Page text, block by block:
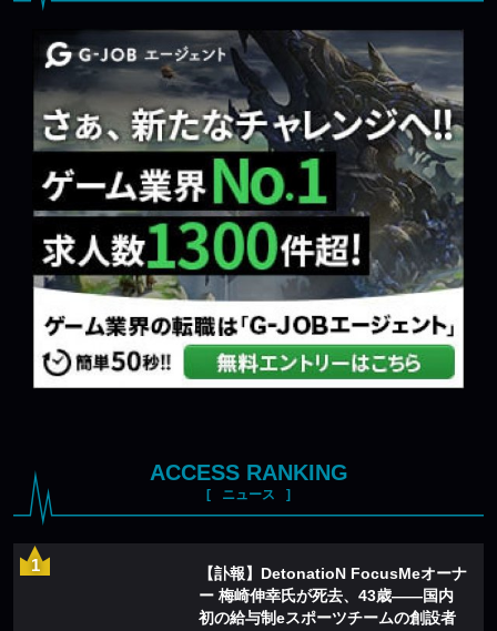
ACCESS RANKING
ニュース
【訃報】DetonatioN FocusMeオーナ
ー 梅崎伸幸氏が死去、43歳——国内
初の給与制eスポーツチームの創設者